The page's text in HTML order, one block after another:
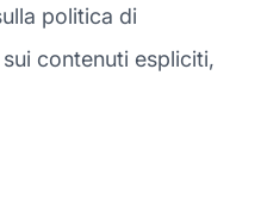
politica di
contenuti espliciti,